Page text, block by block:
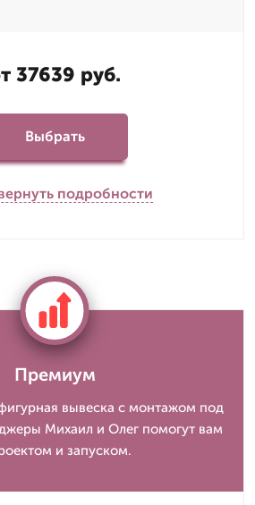
37639 руб.
Выбрать
подробности
Премиум
вывеска с монтажом под
Михаил и Олег помогут вам
и запуском.